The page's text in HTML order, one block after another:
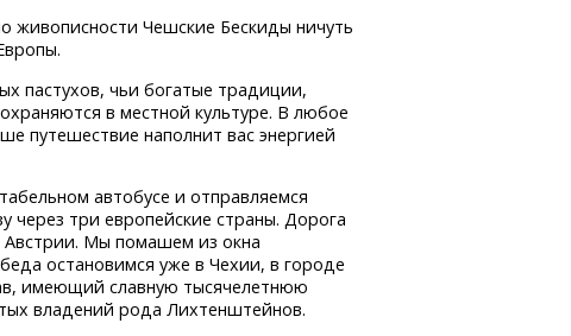
живописности Чешские Бескиды ничуть
пастухов, чьи богатые традиции,
в местной культуре. В любое
путешествие наполнит вас энергией
автобусе и отправляемся
через три европейские страны. Дорога
Австрии. Мы помашем из окна
остановимся уже в Чехии, в городе
имеющий славную тысячелетнюю
владений рода Лихтенштейнов.